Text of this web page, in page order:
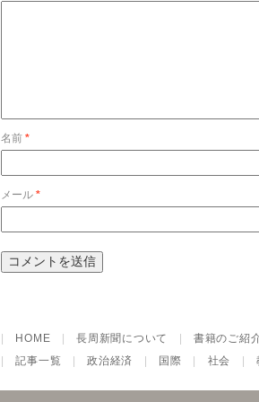
名前 *
メール *
HOME |長周新聞について |書籍のご紹
|記事一覧 |政治経済 国際 社会 |